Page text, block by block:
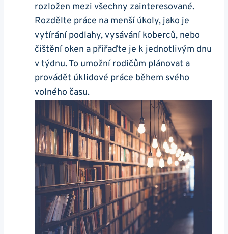
rozložen mezi všechny zainteresované.
Rozdělte práce na menší úkoly, jako je
vytírání podlahy, vysávání koberců, nebo
čištění oken a přiřaďte je k jednotlivým dnu
v týdnu. To umožní rodičům plánovat a
provádět úklidové práce během svého
volného času.